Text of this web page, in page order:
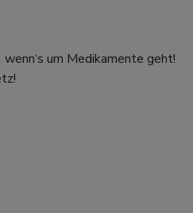
um Medikamente geht!